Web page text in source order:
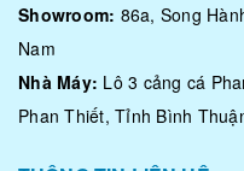
Showroom: 86a, Song
Nam
Nhà Máy: Lô 3 cảng cá
Phan Thiết, Tỉnh Bình